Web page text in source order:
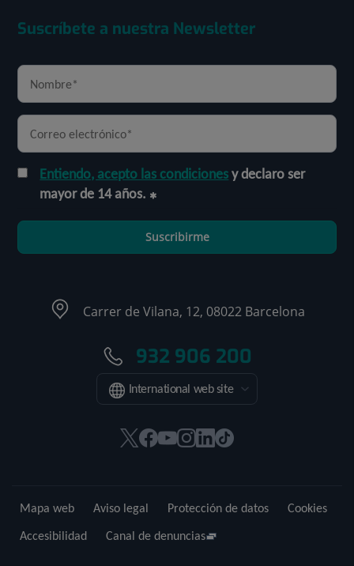
Suscríbete a nuestra Newsletter
Entiendo, acepto las condicionesy declaro ser
mayor de 14 años.
Suscribirme
Carrer de Vilana, 12, 08022 Barcelona
932 906 200
International web site
Este
en
una
Este
en
una
Este
en
una
Este
en
una
Este
en
una
Enlace
externa.
Mapa web Aviso legal Protección de datos
Cookies
Accesibilidad
Canal de denuncias